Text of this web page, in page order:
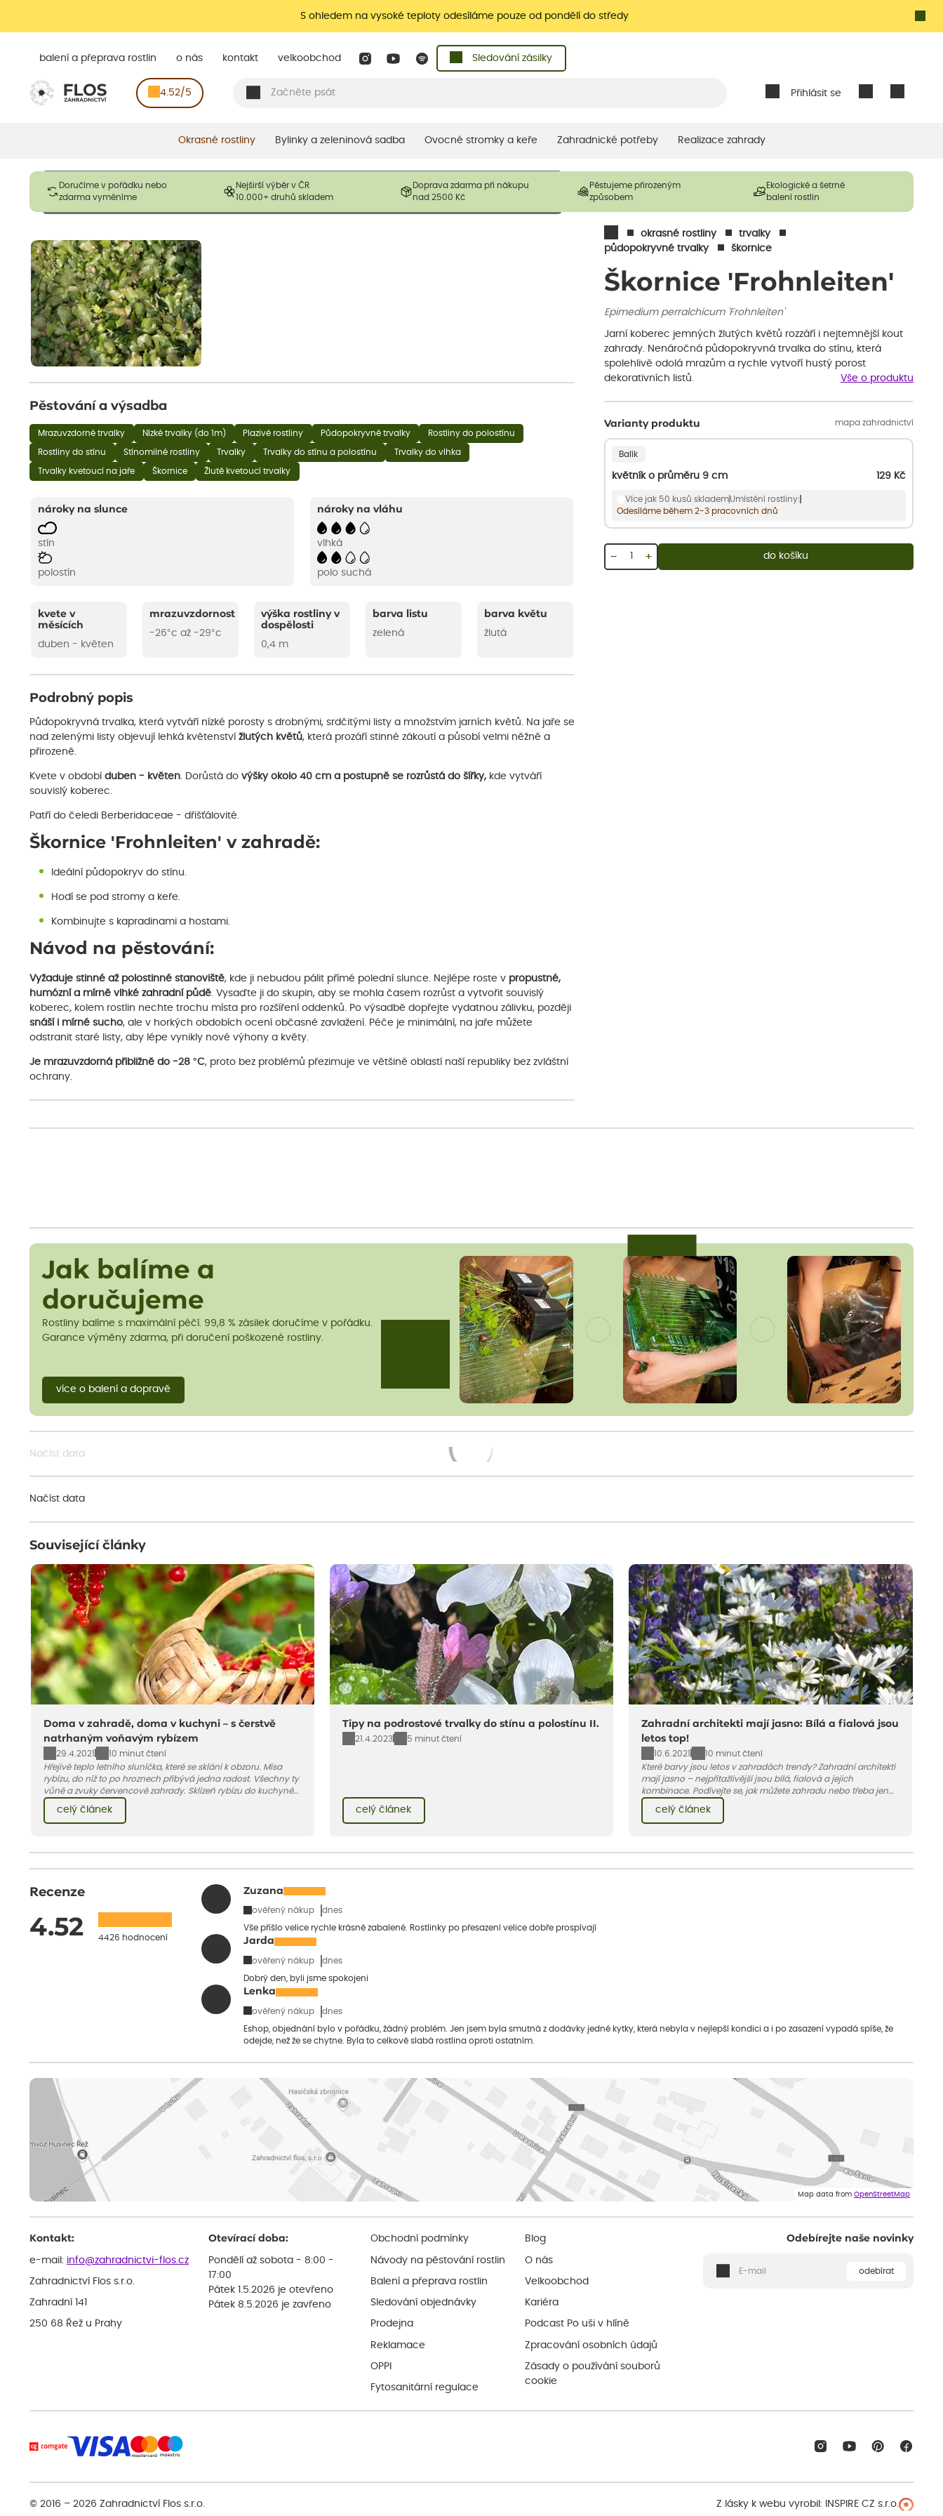
S ohledem na vysoké teploty odesíláme pouze od pondělí do středy
Přihlásit se
balení a přeprava rostlin o nás kontakt velkoobchod Sledování zásilky
4.52/5
Okrasné rostliny Bylinky a zeleninová sadba Ovocné stromky a keře Zahradnické potřeby Realizace zahrady
Doručíme v pořádku nebo
zdarma vyměníme
Nejširší výběr v ČR
10.000+ druhů skladem
Doprava zdarma při nákupu
nad 2500 Kč
Pěstujeme přirozeným
způsobem
Ekologické a šetrné
balení rostlin
okrasné rostliny
trvalky
půdopokryvné trvalky
škornice
Škornice 'Frohnleiten'
Epimedium perralchicum 'Frohnleiten'
Jarní koberec jemných žlutých květů rozzáří i nejtemnější kout
zahrady. Nenáročná půdopokryvná trvalka do stínu, která
spolehlivě odolá mrazům a rychle vytvoří hustý porost
dekorativních listů.
Vše o produktu
Varianty produktu mapa zahradnictví
Balík
květník o průměru 9 cm 129 Kč
Více jak 50 kusů sklademUmístění rostliny:
Odesíláme během 2-3 pracovních dnů
+
− do košíku
Obrázky slouží pouze pro ilustrační účely a mají reprezentovat prodávané produkty. V závislosti na sezónnosti mohou být
opadavé rostliny dodávány v dormantním stavu a bez listů. Rostliny mohou být také sestřiženy níže, než je uvedená
Pěstování a výsadba
Mrazuvzdorné trvalky Nízké trvalky (do 1m) Plazivé rostliny Půdopokryvné trvalky Rostliny do polostínu
Rostliny do stínu Stínomilné rostliny Trvalky Trvalky do stínu a polostínu Trvalky do vlhka
Trvalky kvetoucí na jaře Škornice Žlutě kvetoucí trvalky
nároky na slunce
stín
polostín
nároky na vláhu
vlhká
polo suchá
kvete v
měsících
duben - květen
mrazuvzdornost
-26°c až -29°c
výška rostliny v
dospělosti
0,4 m
barva listu
zelená
barva květu
žlutá
Podrobný popis
Půdopokryvná trvalka, která vytváří nízké porosty s drobnými, srdčitými listy a množstvím jarních květů. Na jaře se
nad zelenými listy objevují lehká květenství žlutých květů, která prozáří stinné zákoutí a působí velmi něžně a
přirozeně.
Kvete v období duben - květen. Dorůstá do výšky okolo 40 cm a postupně se rozrůstá do šířky, kde vytváří
souvislý koberec.
Patří do čeledi Berberidaceae - dřišťálovité.
Škornice 'Frohnleiten' v zahradě:
Ideální půdopokryv do stínu.
Hodí se pod stromy a keře.
Kombinujte s kapradinami a hostami.
Návod na pěstování:
Vyžaduje stinné až polostinné stanoviště, kde ji nebudou pálit přímé polední slunce. Nejlépe roste v propustné,
humózní a mírně vlhké zahradní půdě. Vysaďte ji do skupin, aby se mohla časem rozrůst a vytvořit souvislý
koberec, kolem rostlin nechte trochu místa pro rozšíření oddenků. Po výsadbě dopřejte vydatnou zálivku, později
snáší i mírné sucho, ale v horkých obdobích ocení občasné zavlažení. Péče je minimální, na jaře můžete
odstranit staré listy, aby lépe vynikly nové výhony a květy.
Je mrazuvzdorná přibližně do -28 °C, proto bez problémů přezimuje ve většině oblastí naší republiky bez zvláštní
ochrany.
Jak balíme a
doručujeme
Rostliny balíme s maximální péčí. 99,8 % zásilek doručíme v pořádku.
Garance výměny zdarma, při doručení poškozené rostliny.
více o balení a dopravě
Načíst data
Načíst data
Související články
Doma v zahradě, doma v kuchyni – s čerstvě
natrhaným voňavým rybízem
29.4.2021
10 minut čtení
Hřejivé teplo letního sluníčka, které se sklání k obzoru. Mísa
rybízu, do níž to po hroznech přibývá jedna radost. Všechny ty
vůně a zvuky červencové zahrady. Sklizeň rybízu do kuchyně
vnese neuvěřitelný klid a radost. A taky trochu bezstarostnosti
dětství při mlsání babiččina drobenkového koláče s rybízem.
celý článek
Tipy na podrostové trvalky do stínu a polostínu II.
21.4.2023 5 minut čtení
celý článek
Zahradní architekti mají jasno: Bílá a fialová jsou
letos top!
10.6.2021
10 minut čtení
Které barvy jsou letos v zahradách trendy? Zahradní architekti
mají jasno – nejpřitažlivější jsou bílá, fialová a jejich
kombinace. Podívejte se, jak můžete zahradu nebo třeba jen
jeden záhon, terasu či balkon do bílo-fialových tónů
obléknout i vy.
celý článek
Recenze
4.52 4426 hodnocení
Zuzana
ověřený nákup dnes
Vše přišlo velice rychle krásně zabalené. Rostlinky po přesazení velice dobře prospívají
Jarda
ověřený nákup dnes
Dobrý den, byli jsme spokojeni
Lenka
ověřený nákup dnes
Eshop, objednání bylo v pořádku, žádný problém. Jen jsem byla smutná z dodávky jedné kytky, která nebyla v nejlepší kondici a i po zasazení vypadá spíše, že
odejde, než že se chytne. Byla to celkově slabá rostlina oproti ostatním.
Map data from OpenStreetMap
Kontakt:
e-mail: info@zahradnictvi-flos.cz
Zahradnictví Flos s.r.o.
Zahradní 141
250 68 Řež u Prahy
Otevírací doba:
Pondělí až sobota - 8:00 -
17:00
Pátek 1.5.2026 je otevřeno
Pátek 8.5.2026 je zavřeno
Obchodní podmínky
Návody na pěstování rostlin
Balení a přeprava rostlin
Sledování objednávky
Prodejna
Reklamace
OPPI
Fytosanitární regulace
Blog
O nás
Velkoobchod
Kariéra
Podcast Po uši v hlíně
Zpracování osobních údajů
Zásady o používání souborů
cookie
Odebírejte naše novinky
odebírat
© 2016 – 2026 Zahradnictví Flos s.r.o. Z lásky k webu vyrobil: INSPIRE CZ s.r.o.